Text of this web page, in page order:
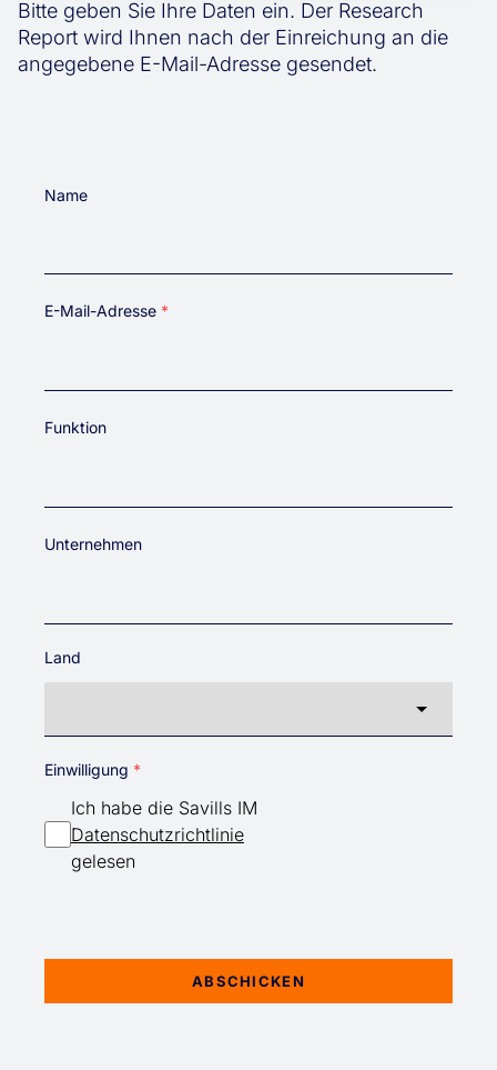
Bitte geben Sie Ihre Daten ein. Der Research
Report wird Ihnen nach der Einreichung an die
angegebene E-Mail-Adresse gesendet.
Name
E-Mail-Adresse
Funktion
Unternehmen
Land
Einwilligung
Ich habe die Savills IM
Datenschutzrichtlinie
gelesen